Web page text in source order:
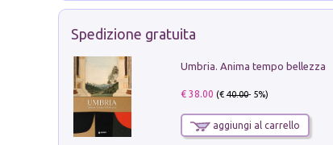
Spedizione gratuita
Umbria. Anima tempo bellezza
€ 38.00 (€40.00- 5%)
aggiungi al carrello